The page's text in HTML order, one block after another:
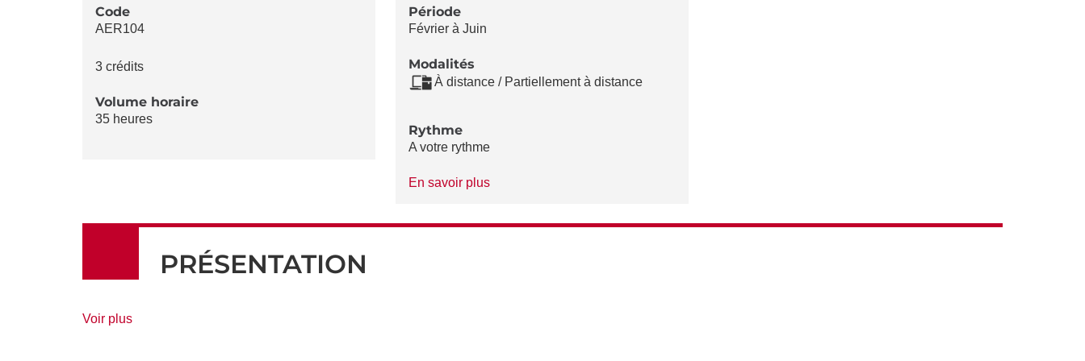
LA
Code
AER104
3 crédits
Volume horaire
35 heures
Période
Février à Juin
Modalités
À distance / Partiellement à distance
Rythme
A votre rythme
En savoir plusà
Rythme
PRÉSENTATION
Voir plusde